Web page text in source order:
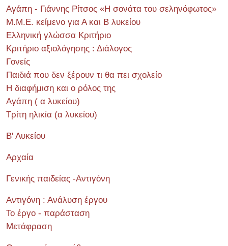
Αγάπη - Γιάννης Ρίτσος «Η σονάτα του σεληνόφωτος»
Μ.Μ.Ε. κείμενο για Α και Β λυκείου
Ελληνική γλώσσα Κριτήριο
Κριτήριο αξιολόγησης : Διάλογος
Γονείς
Παιδιά που δεν ξέρουν τι θα πει σχολείο
Η διαφήμιση και ο ρόλος της
Αγάπη ( α λυκείου)
Τρίτη ηλικία (α λυκείου)
Β' Λυκείου
Αρχαία
Γενικής παιδείας -Αντιγόνη
Αντιγόνη : Ανάλυση έργου
Το έργο - παράσταση
Μετάφραση